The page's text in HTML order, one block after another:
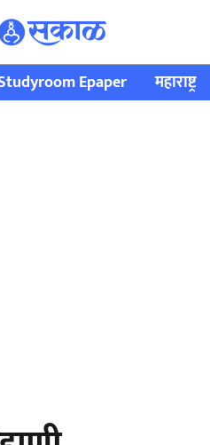
Epaper महाराष्ट्र